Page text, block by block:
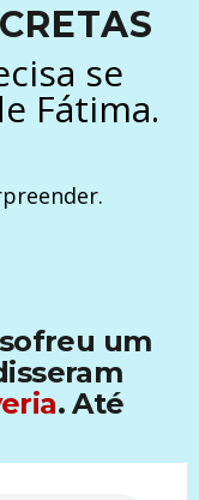
se
Fátima.
um
. Até